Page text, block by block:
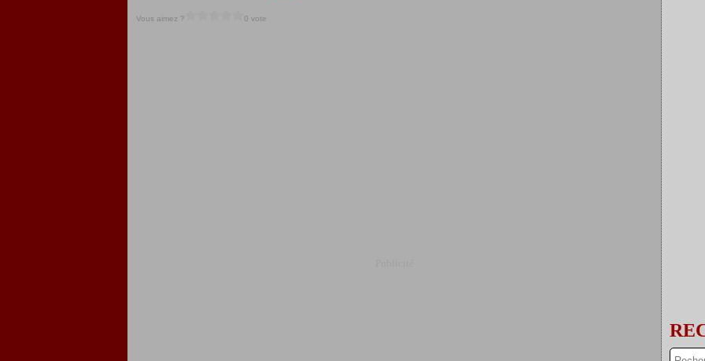
Vous aimez ? 0 vote